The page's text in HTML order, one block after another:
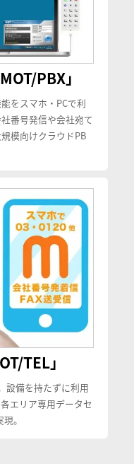
PBX」
をスマホ・PCで利
番号発信や会社宛て
模向けクラウドPB
TEL」
設備を持たずに利用
エリア専用データセ
。